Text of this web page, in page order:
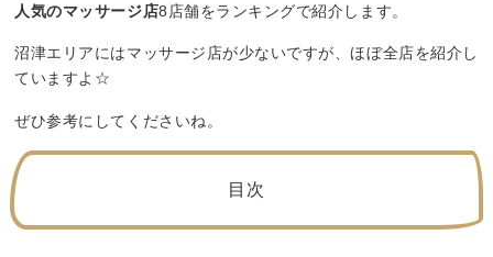
人気のマッサージ店8店舗をランキングで紹介します。
沼津エリアにはマッサージ店が少ないですが、ほぼ全店を紹介し
ていますよ☆
ぜひ参考にしてくださいね。
目次